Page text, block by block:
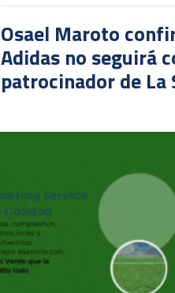
Osael Maroto
Adidas no seguirá
patrocinador de La